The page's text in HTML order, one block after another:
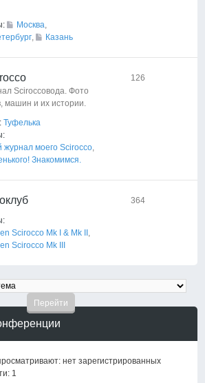
Москва,
, Казань
Sciroccoвода. Фото
машин и их истории.
Туфелька
журнал моего Scirocco,
Знакомимся.
126
Scirocco Mk I & Mk II ,
Scirocco Mk III
364
нет зарегистрированных
1